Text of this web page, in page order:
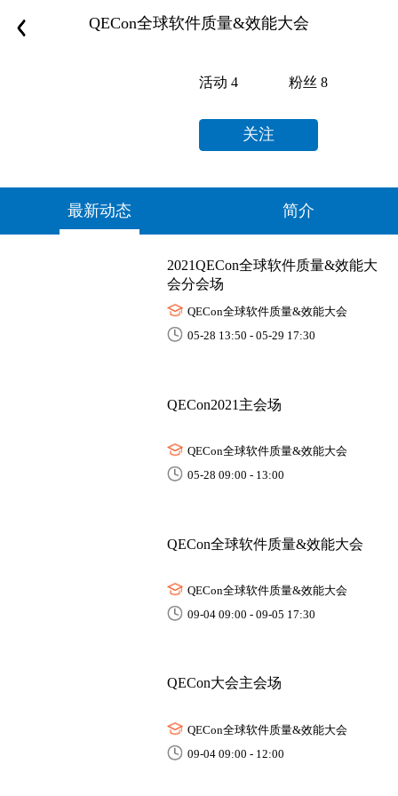
QECon全球软件质量&效能大会
活动 4 粉丝 8
关注
最新动态 简介
2021QECon全球软件质量&效能大
会分会场
QECon全球软件质量&效能大会
05-28 13:50 - 05-29 17:30
QECon2021主会场
QECon全球软件质量&效能大会
05-28 09:00 - 13:00
QECon全球软件质量&效能大会
QECon全球软件质量&效能大会
09-04 09:00 - 09-05 17:30
QECon大会主会场
QECon全球软件质量&效能大会
09-04 09:00 - 12:00